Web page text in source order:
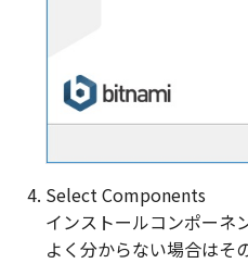
Select Components
インストールコンポーネ
よく分からない場合はそ